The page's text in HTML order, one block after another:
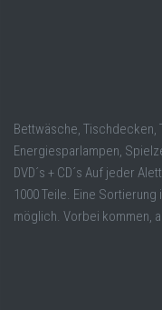
Bettwäsche, Tischdecken,
Energiesparlampen,
DVD´s + CD´s Auf jeder
1000 Teile. Eine
möglich. Vorbei kommen,